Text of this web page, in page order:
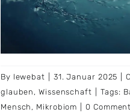
By lewebat 31. Januar 2025
glauben ,Wissenschaft Tags:
Mensch , Mikrobiom 0